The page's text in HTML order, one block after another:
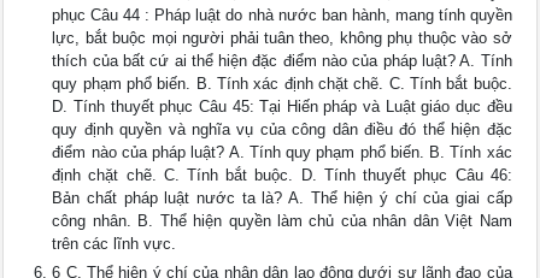
phục Câu 44 : Pháp luật do nhà nước ban hành, mang tính quyền
lực, bắt buộc mọi người phải tuân theo, không phụ thuộc vào sở
thích của bất cứ ai thể hiện đặc điểm nào của pháp luật? A. Tính
quy phạm phổ biến. B. Tính xác định chặt chẽ. C. Tính bắt buộc.
D. Tính thuyết phục Câu 45: Tại Hiến pháp và Luật giáo dục đều
quy định quyền và nghĩa vụ của công dân điều đó thể hiện đặc
điểm nào của pháp luật? A. Tính quy phạm phổ biến. B. Tính xác
định chặt chẽ. C. Tính bắt buộc. D. Tính thuyết phục Câu 46:
Bản chất pháp luật nước ta là? A. Thể hiện ý chí của giai cấp
công nhân. B. Thể hiện quyền làm chủ của nhân dân Việt Nam
trên các lĩnh vực.
6 C. Thể hiện ý chí của nhân dân lao động dưới sự lãnh đạo của